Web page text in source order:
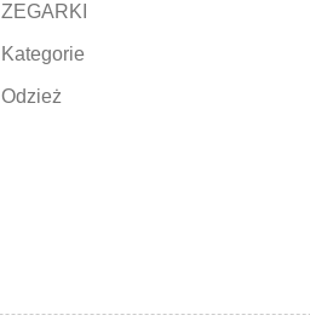
ZEGARKI
Kategorie
Odzież